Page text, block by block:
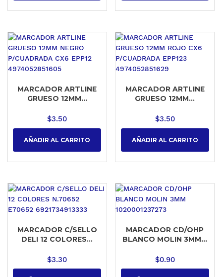
MARCADOR ARTLINE
GRUESO 12MM...
$3.50
AÑADIR AL CARRITO
MARCADOR ARTLINE
GRUESO 12MM...
$3.50
AÑADIR AL CARRITO
MARCADOR C/SELLO
DELI 12 COLORES...
$3.30
MARCADOR CD/OHP
BLANCO MOLIN 3MM...
$0.90